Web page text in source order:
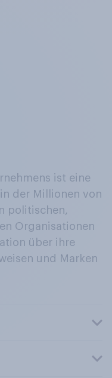
ist eine
der Millionen von
politischen,
Organisationen
über ihre
und Marken